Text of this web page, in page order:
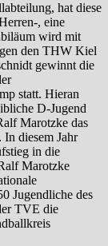
hat diese
, eine
wird mit
den THW Kiel
gewinnt die
statt. Hieran
D-Jugend
Marotzke das
diesem Jahr
in die
Marotzke
Jugendliche des
TVE die